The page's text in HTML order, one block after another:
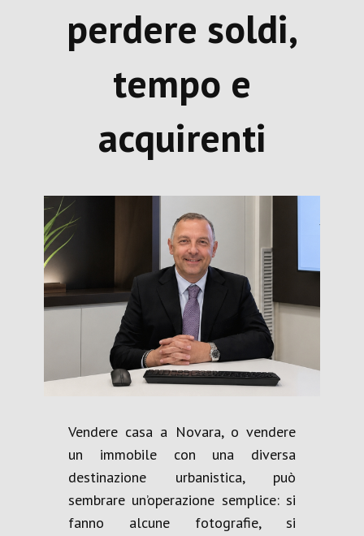
perdere soldi,
tempo e
acquirenti
Vendere casa a Novara, o vendere
un immobile con una diversa
destinazione urbanistica, può
sembrare un’operazione semplice: si
fanno alcune fotografie, si